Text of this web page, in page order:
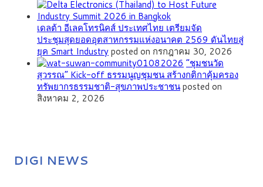
เดลต้า อีเลคโทรนิคส์ ประเทศไทย เตรียมจัด
ประชุมสุดยอดอุตสาหกรรมแห่งอนาคต 2569 ดันไทยสู่
ยุค Smart Industryposted on กรกฎาคม 30, 2026
”ชุมชนวัด
สุวรรณ” Kick-off ธรรมนูญชุมชน สร้างกติกาคุ้มครอง
ทรัพยากรธรรมชาติ-สุขภาพประชาชนposted on
สิงหาคม 2, 2026
DIGI NEWS